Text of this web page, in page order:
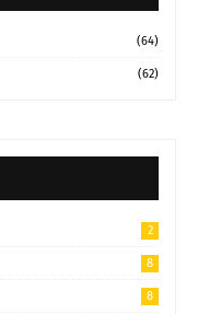
(64)
(62)
2
8
8